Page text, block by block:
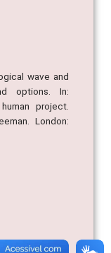
wave and
options. In:
project.
London: